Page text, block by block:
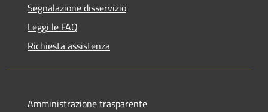
Segnalazione disservizio
Leggi le FAQ
Richiesta assistenza
Amministrazione trasparente